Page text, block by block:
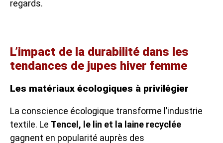
regards.
L’impact de la durabilité dans les
tendances de jupes hiver femme
Les matériaux écologiques à privilégier
La conscience écologique transforme l’industrie
textile. Le Tencel, le lin et la laine recyclée
gagnent en popularité auprès des